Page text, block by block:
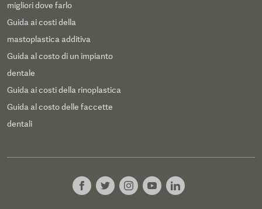
migliori dove farlo
Guida ai costi della
mastoplastica additiva
Guida al costo di un impianto
dentale
Guida ai costi della rinoplastica
Guida al costo delle faccette
dentali